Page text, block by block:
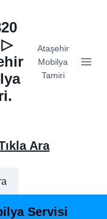
▷
Ataşehir
Mobilya
Tamiri
Ara
Servisi